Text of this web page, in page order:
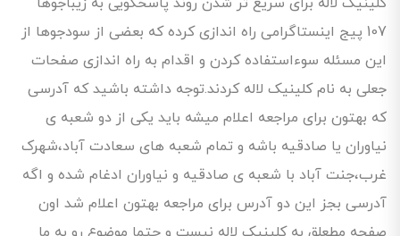
107 پیج اینستاگرامی راه اندازی کرده که بعضی از سودجوها از
این مسئله سوءاستفاده کردن و اقدام به راه اندازی صفحات
جعلی به نام کلینیک لاله کردند.توجه داشته باشید که آدرسی
که بهتون برای مراجعه اعلام میشه باید یکی از دو شعبه ی
نیاوران یا صادقیه باشه و تمام شعبه های سعادت آباد،شهرک
غرب،جنت آباد با شعبه ی صادقیه و نیاوران ادغام شده و اگه
آدرسی بجز این دو آدرس برای مراجعه بهتون اعلام شد اون